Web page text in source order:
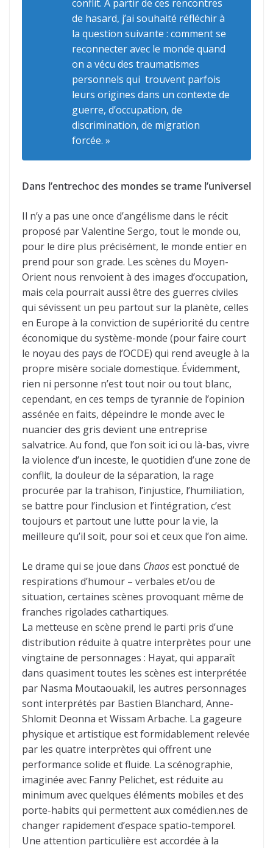
conflit. À partir de ces rencontres
de hasard, j’ai souhaité réfléchir à
la question suivante : comment se
reconnecter avec le monde quand
on a vécu des traumatismes
personnels qui trouvent parfois
leurs origines dans un contexte de
guerre, d’occupation, de
discrimination, de migration
forcée. »
Dans l’entrechoc des mondes se trame l’universel
Il n’y a pas une once d’angélisme dans le récit
proposé par Valentine Sergo, tout le monde ou,
pour le dire plus précisément, le monde entier en
prend pour son grade. Les scènes du Moyen-
Orient nous renvoient à des images d’occupation,
mais cela pourrait aussi être des guerres civiles
qui sévissent un peu partout sur la planète, celles
en Europe à la conviction de supériorité du centre
économique du système-monde (pour faire court
le noyau des pays de l’OCDE) qui rend aveugle à la
propre misère sociale domestique. Évidemment,
rien ni personne n’est tout noir ou tout blanc,
cependant, en ces temps de tyrannie de l’opinion
assénée en faits, dépeindre le monde avec le
nuancier des gris devient une entreprise
salvatrice. Au fond, que l’on soit ici ou là-bas, vivre
la violence d’un inceste, le quotidien d’une zone de
conflit, la douleur de la séparation, la rage
procurée par la trahison, l’injustice, l’humiliation,
se battre pour l’inclusion et l’intégration, c’est
toujours et partout une lutte pour la vie, la
meilleure qu’il soit, pour soi et ceux que l’on aime.
Le drame qui se joue dans Chaosest ponctué de
respirations d’humour – verbales et/ou de
situation, certaines scènes provoquant même de
franches rigolades cathartiques.
La metteuse en scène prend le parti pris d’une
distribution réduite à quatre interprètes pour une
vingtaine de personnages : Hayat, qui apparaît
dans quasiment toutes les scènes est interprétée
par Nasma Moutaouakil, les autres personnages
sont interprétés par Bastien Blanchard, Anne-
Shlomit Deonna et Wissam Arbache. La gageure
physique et artistique est formidablement relevée
par les quatre interprètes qui offrent une
performance solide et fluide. La scénographie,
imaginée avec Fanny Pelichet, est réduite au
minimum avec quelques éléments mobiles et des
porte-habits qui permettent aux comédien.nes de
changer rapidement d’espace spatio-temporel.
Une attention particulière est accordée à la